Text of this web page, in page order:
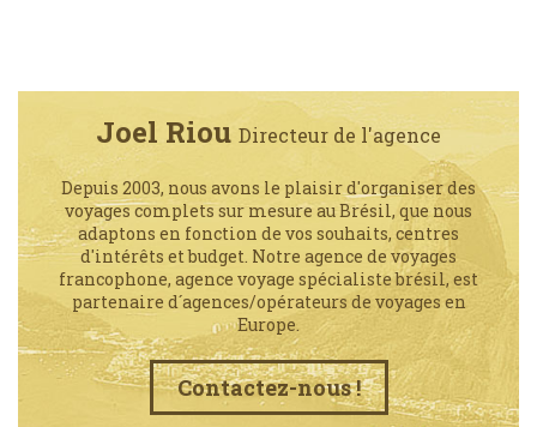
Joel Riou Directeur de l'agence
Depuis 2003, nous avons le plaisir d'organiser des
voyages complets sur mesure au Brésil, que nous
adaptons en fonction de vos souhaits, centres
d'intérêts et budget. Notre agence de voyages
francophone, agence voyage spécialiste brésil, est
partenaire d´agences/opérateurs de voyages en
Europe.
Contactez-nous !